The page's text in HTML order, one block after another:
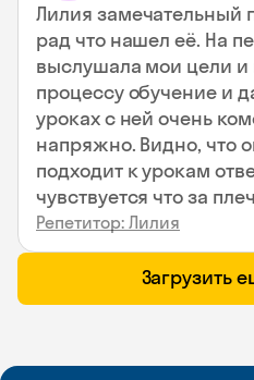
Лилия замечательный
рад что нашел её. На
выслушала мои цели
процессу обучение и
уроках с ней очень
напряжно. Видно, что
подходит к урокам
чувствуется что за
Репетитор: Лилия
Загрузить